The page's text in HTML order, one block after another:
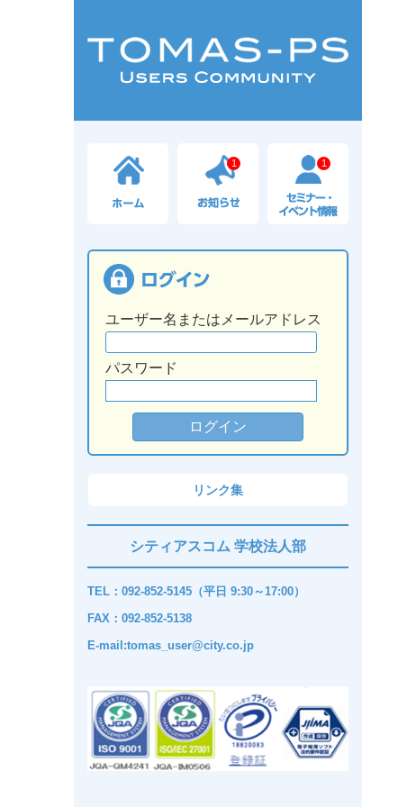
1 1
ユーザー名またはメールアドレス
パスワード
リンク集
シティアスコム 学校法人部
TEL：092-852-5145（平日 9:30～17:00）
FAX：092-852-5138
E-mail:tomas_user@city.co.jp